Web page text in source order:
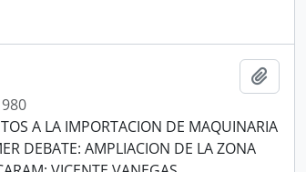
A LA IMPORTACION DE MAQUINARIA
DEBATE: AMPLIACION DE LA ZONA